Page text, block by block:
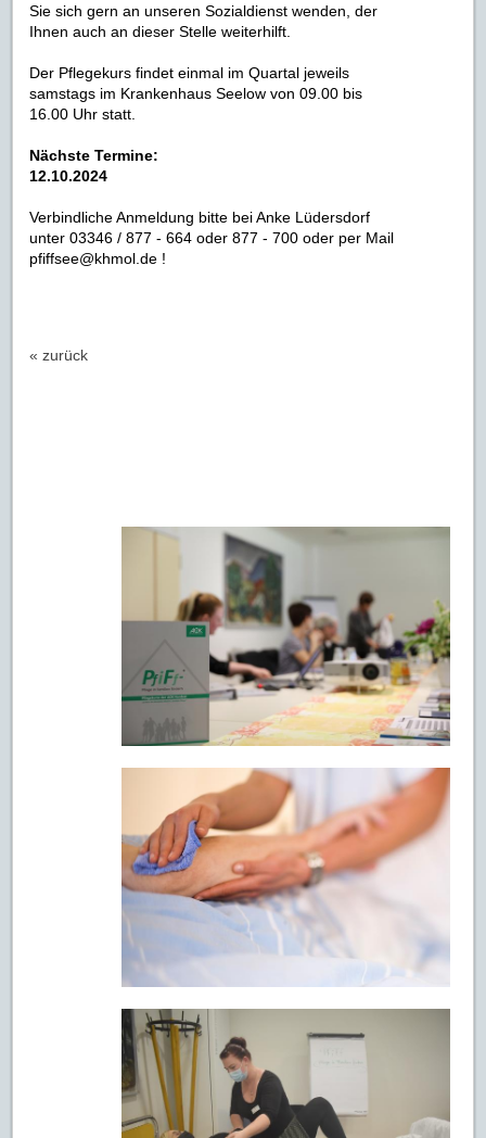
Sie sich gern an unseren Sozialdienst wenden, der
Ihnen auch an dieser Stelle weiterhilft.
Der Pflegekurs findet einmal im Quartal jeweils
samstags im Krankenhaus Seelow von 09.00 bis
16.00 Uhr statt.
Nächste Termine:
12.10.2024
Verbindliche Anmeldung bitte bei Anke Lüdersdorf
unter 03346 / 877 - 664 oder 877 - 700 oder per Mail
pfiffsee@khmol.de !
« zurück